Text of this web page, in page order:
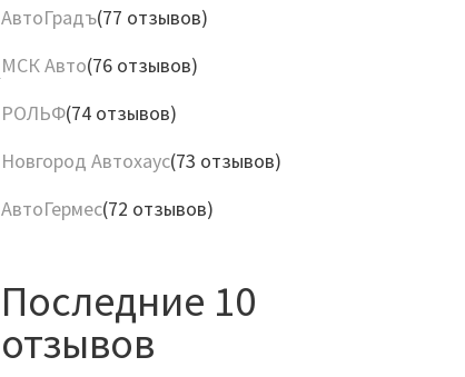
АвтоГрадъ(77 отзывов)
МСК Авто(76 отзывов)
РОЛЬФ(74 отзывов)
Новгород Автохаус(73 отзывов)
АвтоГермес(72 отзывов)
Последние 10
отзывов